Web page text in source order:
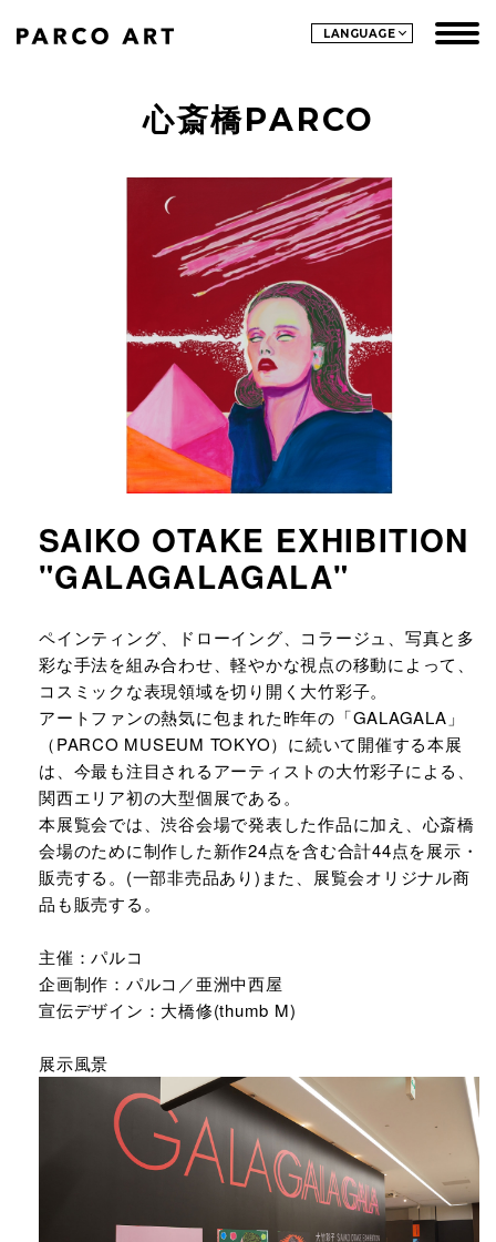
LANGUAGE
心斎橋PARCO
SAIKO OTAKE EXHIBITION
"GALAGALAGALA"
URLをコピーする
ペインティング、ドローイング、コラージュ、写真と多
彩な手法を組み合わせ、軽やかな視点の移動によって、
コスミックな表現領域を切り開く大竹彩子。
アートファンの熱気に包まれた昨年の「GALAGALA」
（PARCO MUSEUM TOKYO）に続いて開催する本展
は、今最も注目されるアーティストの大竹彩子による、
関西エリア初の大型個展である。
本展覧会では、渋谷会場で発表した作品に加え、心斎橋
会場のために制作した新作24点を含む合計44点を展示・
販売する。(一部非売品あり)また、展覧会オリジナル商
品も販売する。
主催：パルコ
企画制作：パルコ／亜洲中西屋
宣伝デザイン：大橋修(thumb M)
展示風景